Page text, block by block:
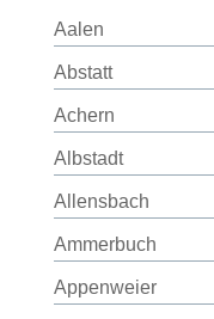
Aalen
Abstatt
Achern
Albstadt
Allensbach
Ammerbuch
Appenweier